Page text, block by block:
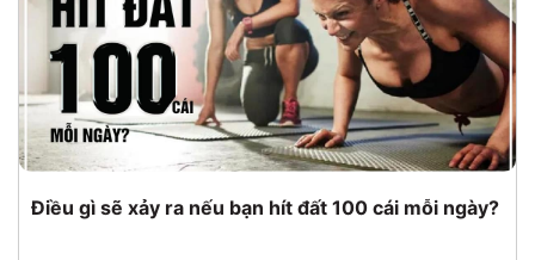
Điều gì sẽ xảy ra nếu bạn hít đất 100 cái mỗi ngày?